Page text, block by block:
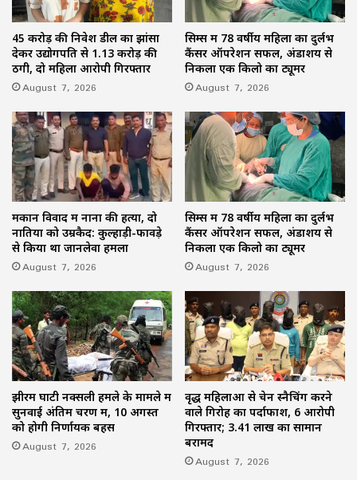
45 करोड़ की निवेश डील का झांसा
देकर उद्योगपति से 1.13 करोड़ की
ठगी, दो महिला आरोपी गिरफ्तार
August 7, 2026
सिम्स में 78 वर्षीय महिला का दुर्लभ
कैंसर ऑपरेशन सफल, अंडाशय से
निकला एक किलो का ट्यूमर
August 7, 2026
मकान विवाद में नाना की हत्या, दो
नातियों को उम्रकैद: कुल्हाड़ी-फावड़े
से किया था जानलेवा हमला
August 7, 2026
सिम्स में 78 वर्षीय महिला का दुर्लभ
कैंसर ऑपरेशन सफल, अंडाशय से
निकला एक किलो का ट्यूमर
August 7, 2026
झीरम घाटी नक्सली हमले के मामले में
सुनवाई अंतिम चरण में, 10 अगस्त
को होगी निर्णायक बहस
August 7, 2026
वृद्ध महिलाओं से चेन स्नैचिंग करने
वाले गिरोह का पर्दाफाश, 6 आरोपी
गिरफ्तार; 3.41 लाख का सामान
बरामद
August 7, 2026